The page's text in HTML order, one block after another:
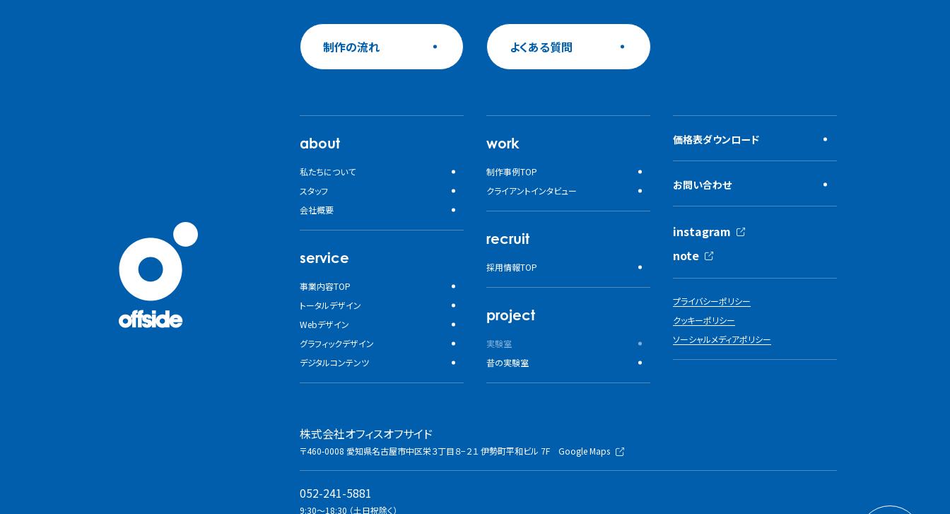
制作の流れ よくある質問
about
私たちについて
スタッフ
会社概要
service
事業内容TOP
トータルデザイン
Webデザイン
グラフィックデザイン
デジタルコンテンツ
work
制作事例TOP
クライアントインタビュー
recruit
採用情報TOP
project
実験室
昔の実験室
価格表ダウンロード
お問い合わせ
instagram
note
プライバシーポリシー
クッキーポリシー
ソーシャルメディアポリシー
株式会社オフィスオフサイド
〒460-0008 愛知県名古屋市中区栄３丁目８−２１ 伊勢町平和ビル 7F Google Maps
052-241-5881
9:30〜18:30 （土日祝除く）